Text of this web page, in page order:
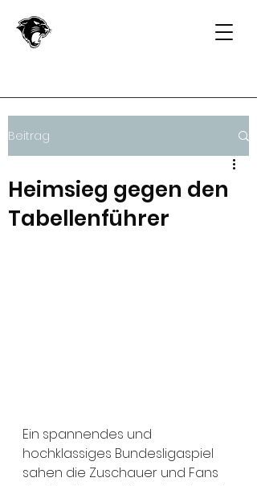
Beitrag
Heimsieg gegen den
Tabellenführer
Ein spannendes und
hochklassiges Bundesligaspiel
sahen die Zuschauer und Fans